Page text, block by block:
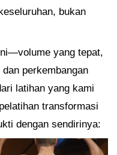
bukan
yang tepat,
perkembangan
latihan yang kami
transformasi
dengan sendirinya: